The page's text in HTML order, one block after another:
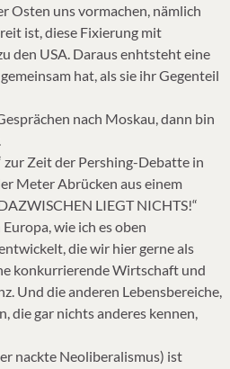
Osten uns vormachen, nämlich
ist, diese Fixierung mit
den USA. Daraus enhtsteht eine
hat, als sie ihr Gegenteil
nach Moskau, dann bin
zur Zeit der Pershing-Debatte in
Meter Abrücken aus einem
LIEGT NICHTS!“
wie ich es oben
die wir hier gerne als
konkurrierende Wirtschaft und
Und die anderen Lebensbereiche,
die gar nichts anderes kennen,
nackte Neoliberalismus) ist